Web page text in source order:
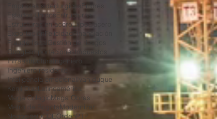
Empresas sidedurgicas
Errores
Estados UnidosEstructuras
Estructuras en aceroExpoalacero
Exportación Felicidad
Financiación
Fraude fiscal
Gestión de riesgos
Google
Importaciones
Impuestos
Infraestructura Ingeniero
Ingeniero residente
Inteligencia emocional
Ivan duque
Kenji DiazLatinoamérica
Mega ColegioMega Obras
Metro de BogotáModernizar
NegociosOCDEOrdenPTP